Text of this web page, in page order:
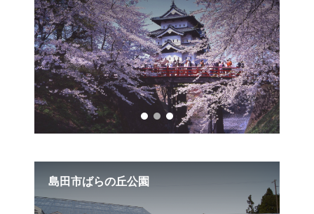
島田市ばらの丘公園